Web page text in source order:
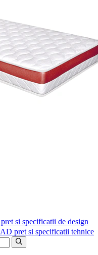
si specificatii de design
pret si specificatii tehnice